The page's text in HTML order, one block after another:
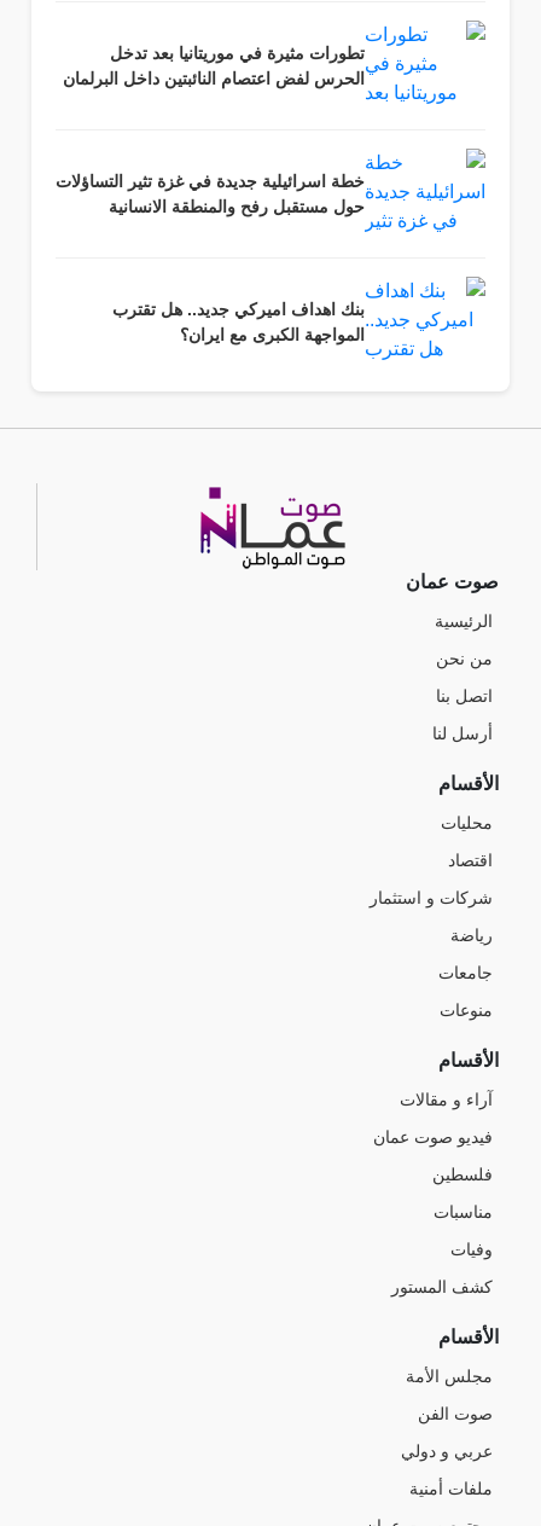
تطورات مثيرة في موريتانيا بعد تدخل
الحرس لفض اعتصام النائبتين داخل البرلمان
خطة اسرائيلية جديدة في غزة تثير التساؤلات
حول مستقبل رفح والمنطقة الانسانية
بنك اهداف اميركي جديد.. هل تقترب
المواجهة الكبرى مع ايران؟
صوت عمان
الرئيسية
من نحن
اتصل بنا
أرسل لنا
الأقسام
محليات
اقتصاد
شركات و استثمار
رياضة
جامعات
منوعات
الأقسام
آراء و مقالات
فيديو صوت عمان
فلسطين
مناسبات
وفيات
كشف المستور
الأقسام
مجلس الأمة
صوت الفن
عربي و دولي
ملفات أمنية